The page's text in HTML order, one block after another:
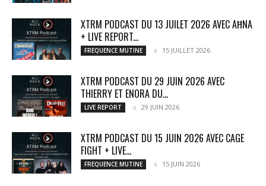
XTRM PODCAST DU 13 JUILET 2026 AVEC AĦNA
+ LIVE REPORT...
FREQUENCE MUTINE 15 JUILLET 2026
XTRM PODCAST DU 29 JUIN 2026 AVEC
THIERRY ET ENORA DU...
LIVE REPORT 29 JUIN 2026
XTRM PODCAST DU 15 JUIN 2026 AVEC CAGE
FIGHT + LIVE...
FREQUENCE MUTINE 15 JUIN 2026